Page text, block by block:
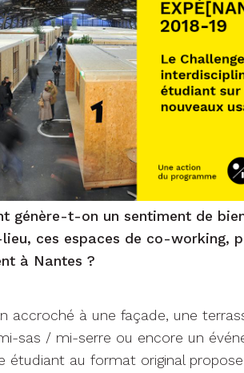
génère-t-on un sentiment de
ces espaces de co-working,
à Nantes ?
accroché à une façade, une
sas / mi-serre ou encore un
étudiant au format original